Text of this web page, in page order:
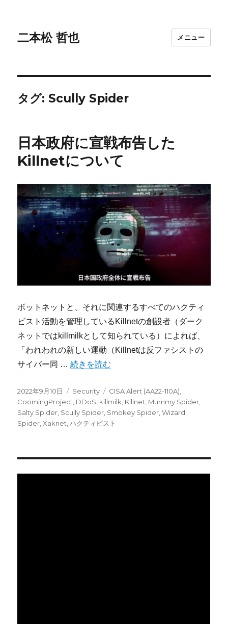
二本松 哲也 メニュー
タグ: Scully Spider
日本政府に宣戦布告した
Killnetについて
ボットネットと、それに関連するすべてのハクティ
ビスト活動を管理しているKillnetの創設者（ダーク
ネットではkillmilkとして知られている）によれば、
「われわれの新しい運動（Killnetは反ファシストの
サイバー同 …“日本政府に宣戦布告したKillnetについて”
続きを読む
投
稿
日:
2022年9月10日
カ
テ
ゴ
リ
Security
タ
グ
CISA Alert (AA22-110A)
CoomingProject DDoS killmilk Killnet Mummy Spider
Salty Spider Scully Spider Smokey Spider ,Wizard
Spider ,Xaknet ,ハクティビスト